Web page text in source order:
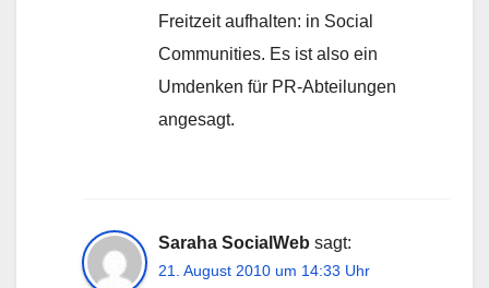
Freitzeit aufhalten: in Social
Communities. Es ist also ein
Umdenken für PR-Abteilungen
angesagt.
Saraha SocialWeb sagt:
21. August 2010 um 14:33 Uhr